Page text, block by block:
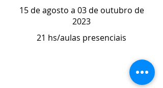
15 de agosto a 03 de outubro de
2023
21 hs/aulas presenciais
ESCOLA CASA DE TEATRO
- whatsapp